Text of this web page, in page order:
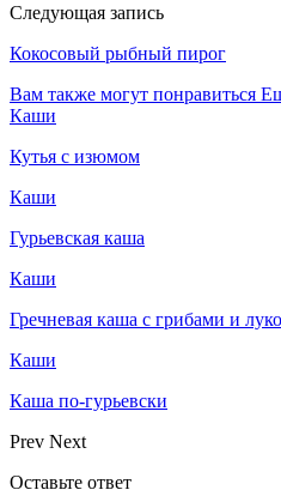
Следующая запись
Кокосовый рыбный пирог
Вам также могут понравиться
Каши
Кутья с изюмом
Каши
Гурьевская каша
Каши
Гречневая каша с грибами и
Каши
Каша по-гурьевски
Prev Next
Оставьте ответ